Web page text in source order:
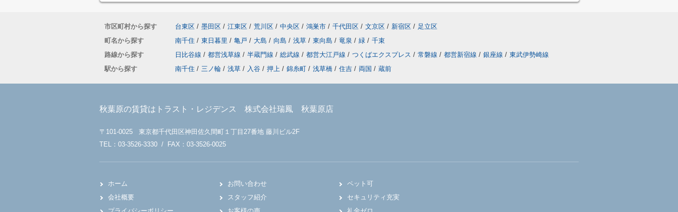
市区町村から探す 台東区 / 墨田区 / 江東区 / 荒川区 / 中央区 / 鴻巣市 / 千代田区 / 文京区 / 新宿区 / 足立区
町名から探す
南千住 / 東日暮里 / 亀戸 / 大島 / 向島 / 浅草 / 東向島 / 竜泉 / 緑 / 千束
路線から探す
日比谷線 / 都営浅草線 / 半蔵門線 / 総武線 / 都営大江戸線 / つくばエクスプレス / 常磐線 / 都営新宿線 / 銀座線 / 東武伊勢崎線
駅から探す
南千住 / 三ノ輪 / 浅草 / 入谷 / 押上 / 錦糸町 / 浅草橋 / 住吉 / 両国 / 蔵前
秋葉原の賃貸はトラスト・レジデンス 株式会社瑞鳳 秋葉原店
〒101-0025 東京都千代田区神田佐久間町１丁目27番地 藤川ビル2F
TEL：03-3526-3330 / FAX：03-3526-0025
ホーム
会社概要
お問い合わせ
スタッフ紹介
ペット可
セキュリティ充実